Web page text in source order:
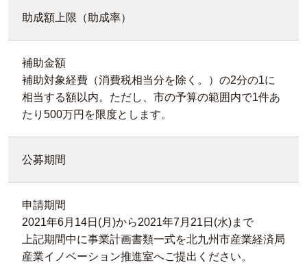
助成額上限（助成率）
補助金額
補助対象経費（消費税相当分を除く。）の2分の1に
相当する額以内。ただし、市の予算の範囲内で1件あ
たり500万円を限度とします。
公募期間
申請期間
2021年6月14日(月)から2021年7月21日(水)まで
上記期間中に事業計画書類一式を北九州市産業経済局
産業イノベーション推進室へご提出ください。